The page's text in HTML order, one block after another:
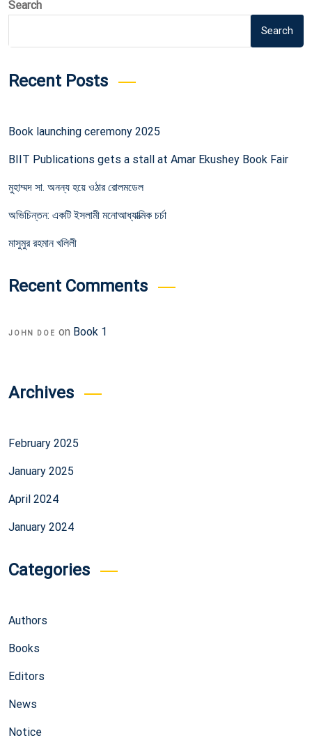
Search
Search
Recent Posts
Book launching ceremony 2025
BIIT Publications gets a stall at Amar Ekushey Book Fair
মুহাম্মদ সা. অনন্য হয়ে ওঠার রোলমডেল
অভিচিন্তন: একটি ইসলামী মনোআধ্যাত্মিক চর্চা
মাসুমুর রহমান খলিলী
Recent Comments
JOHN DOE on Book 1
Archives
February 2025
January 2025
April 2024
January 2024
Categories
Authors
Books
Editors
News
Notice